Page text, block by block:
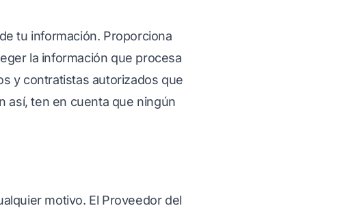
tu información. Proporciona
la información que procesa
y contratistas autorizados que
así, ten en cuenta que ningún
motivo. El Proveedor del